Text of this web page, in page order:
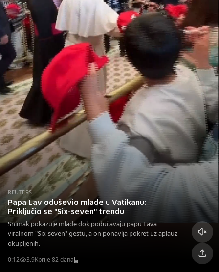
REUTERS
Papa Lav oduševio mlade u Vatikanu:
Priključio se "Six-seven" trendu
Snimak pokazuje mlade dok podučavaju papu Lava
viralnom "Six-seven" gestu, a on ponavlja pokret uz aplauz
okupljenih.
0:12 3.9Kprije 82 dana